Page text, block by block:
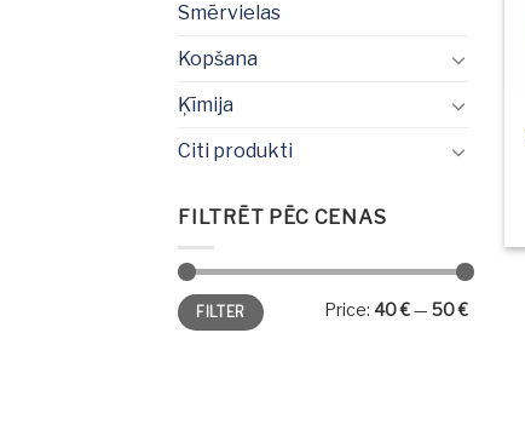
Smērvielas
Kopšana
Ķīmija
Citi produkti
FILTRĒT PĒC CENAS
Min
price
Max
priceFILTER Price: 40 €— 50 €